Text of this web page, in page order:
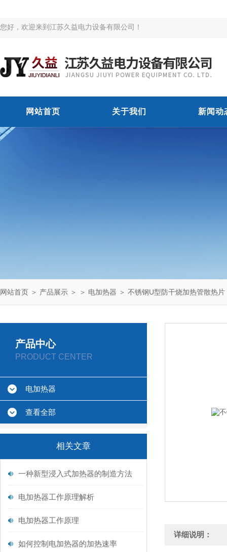
您好，欢迎来到江苏久益电力设备有限公司！
网站首页 关于我们 新闻动
网站首页 ＞ 产品展示 ＞ ＞ 电加热器 ＞ 不锈钢U型防干烧加热管散热片
产品中心
PRODUCT CENTER
电加热器
查看全部
相关文章
一种新型浸入式加热器的制造方法
电加热器工作原理解析
电加热器工作原理
如何控制电加热器的加热速率
详细说明：